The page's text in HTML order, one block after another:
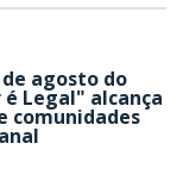
agosto do
Legal" alcança
comunidades